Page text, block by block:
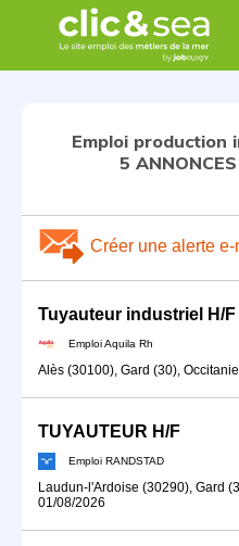
Emploi production
5
Créer une alerte e-
Tuyauteur industriel H/F
Emploi Aquila Rh
Alès (30100), Gard (30), Occitanie
TUYAUTEUR H/F
Emploi RANDSTAD
Laudun-l'Ardoise (30290), Gard
01/08/2026